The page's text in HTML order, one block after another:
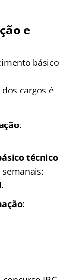
e
básico
cargos é
:
técnico
: